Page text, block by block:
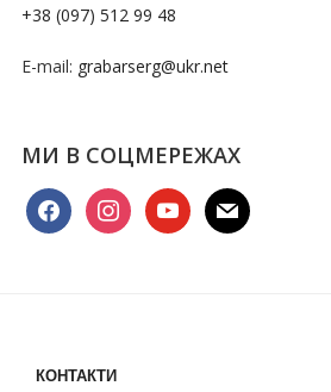
+38 (097) 512 99 48
E-mail: grabarserg@ukr.net
МИ В СОЦМЕРЕЖАХ
facebookinstagramyoutubemail
КОНТАКТИ